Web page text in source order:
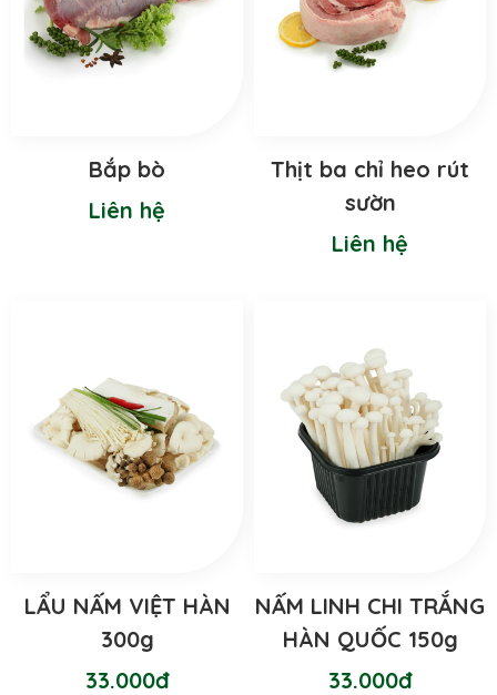
Bắp bò
Liên hệ
Thịt ba chỉ heo rút
sườn
Liên hệ
LẨU NẤM VIỆT HÀN
300g
33.000đ
NẤM LINH CHI TRẮNG
HÀN QUỐC 150g
33.000đ